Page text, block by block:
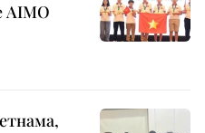
AIMO